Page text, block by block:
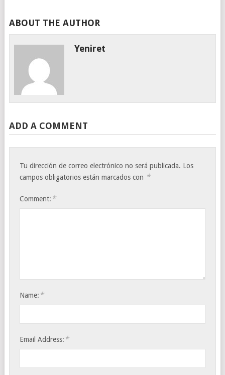
ABOUT THE AUTHOR
Yeniret
ADD A COMMENT
Tu dirección de correo electrónico no será publicada. Los
campos obligatorios están marcados con *
Comment: *
Name: *
Email Address: *